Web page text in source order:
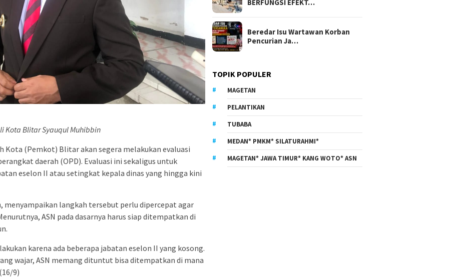
Kota Blitar Syauqul Muhibbin
Kota (Pemkot) Blitar akan segera melakukan evaluasi
daerah (OPD). Evaluasi ini sekaligus untuk
eselon II atau setingkat kepala dinas yang hingga kini
menyampaikan langkah tersebut perlu dipercepat agar
ASN pada dasarnya harus siap ditempatkan di
karena ada beberapa jabatan eselon II yang kosong.
wajar, ASN memang dituntut bisa ditempatkan di mana
9)
BERFUNGSI EFEKT…
Beredar Isu Wartawan Korban
Pencurian Ja…
TOPIK POPULER
MAGETAN
PELANTIKAN
TUBABA
MEDAN* PMKM* SILATURAHMI*
MAGETAN* JAWA TIMUR* KANG WOTO* ASN